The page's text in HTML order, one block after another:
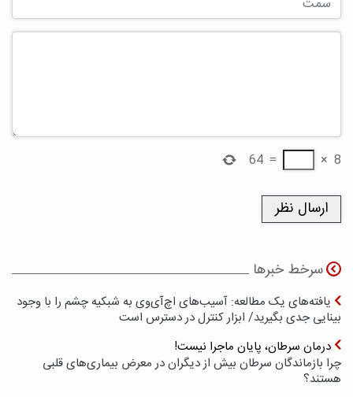
8
×
=
64
سرخط خبرها
یافته‌های یک مطالعه: آسیب‌های اچ‌آی‌وی به شبکیه چشم را با وجود
بینایی جدی بگیرید/ ابزار کنترل در دسترس است
درمان سرطان، پایان ماجرا نیست!
چرا بازماندگان سرطان بیش از دیگران در معرض بیماری‌های قلبی
هستند؟